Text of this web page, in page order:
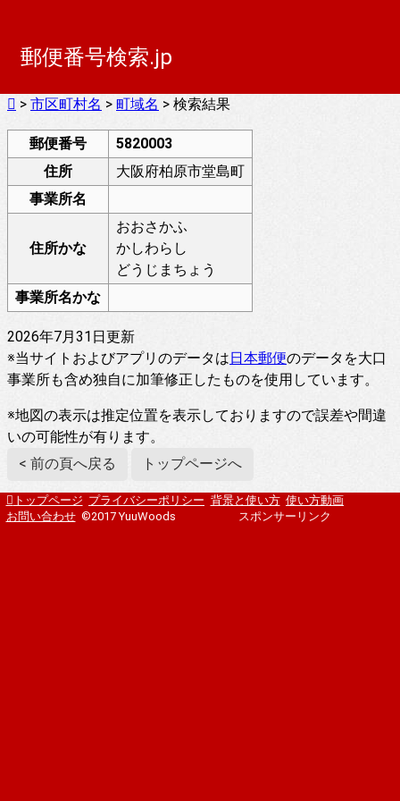
郵便番号検索.jp
> 市区町村名 > 町域名 > 検索結果
郵便番号
5820003
住所
大阪府柏原市堂島町
事業所名
住所かな
おおさかふ
かしわらし
どうじまちょう
事業所名かな
2026年7月31日更新
※当サイトおよびアプリのデータは日本郵便のデータを大口
事業所も含め独自に加筆修正したものを使用しています。
50 m
※地図の表示は推定位置を表示しておりますので誤差や間違
いの可能性が有ります。
< 前の頁へ戻る
トップページへ
トップページ プライバシーポリシー 背景と使い方 使い方動画
お問い合わせ ©2017 YuuWoods スポンサーリンク